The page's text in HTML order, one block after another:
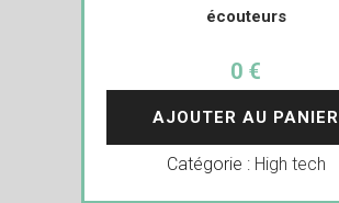
écouteurs
0 €
AJOUTER AU PANIER
Catégorie : High tech